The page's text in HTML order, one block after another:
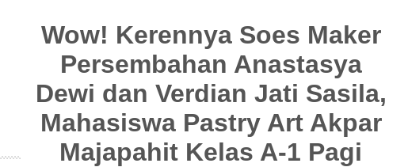
Wow! Kerennya Soes Maker
Persembahan Anastasya
Dewi dan Verdian Jati Sasila,
Mahasiswa Pastry Art Akpar
Majapahit Kelas A-1 Pagi